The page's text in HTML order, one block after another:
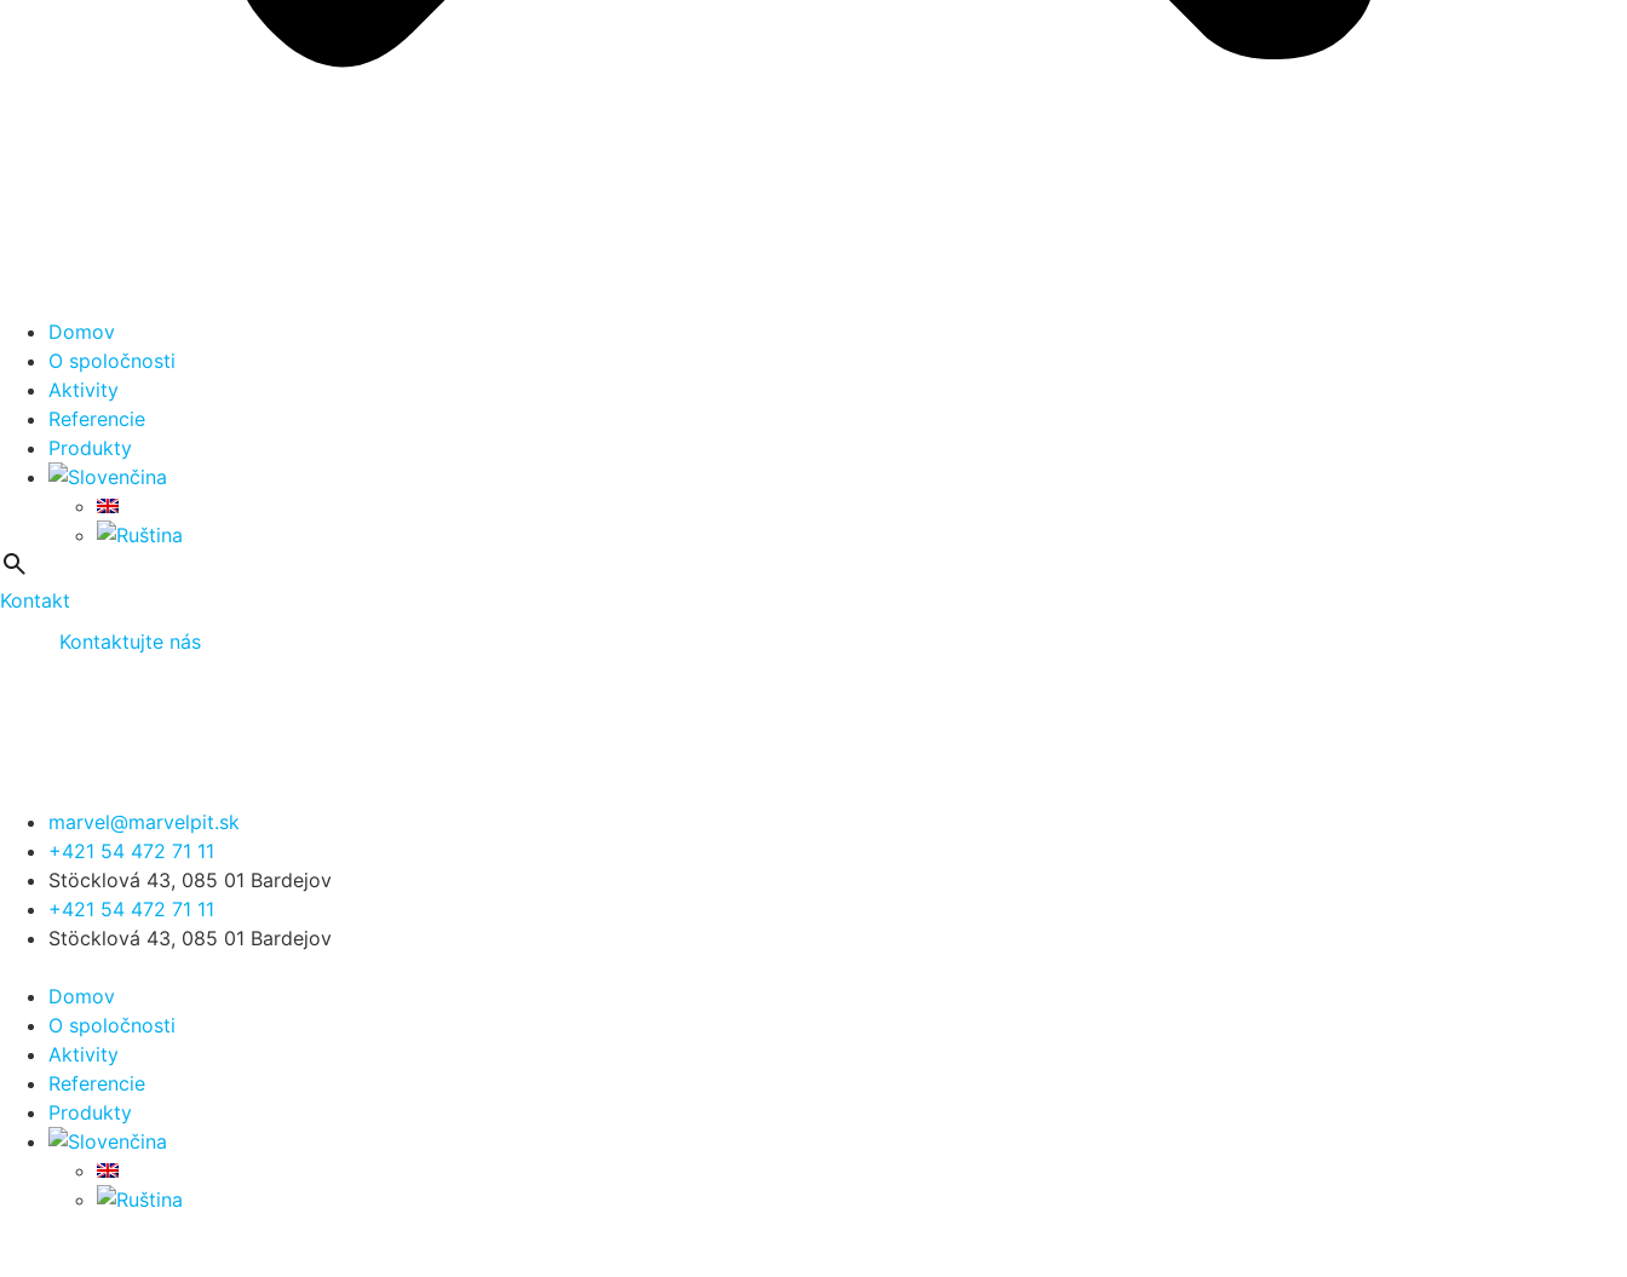
Domov
O spoločnosti
Aktivity
Referencie
Produkty
Kontakt
Kontaktujte nás
marvel@marvelpit.sk
+421 54 472 71 11
Stöcklová 43, 085 01 Bardejov
+421 54 472 71 11
Stöcklová 43, 085 01 Bardejov
Domov
O spoločnosti
Aktivity
Referencie
Produkty